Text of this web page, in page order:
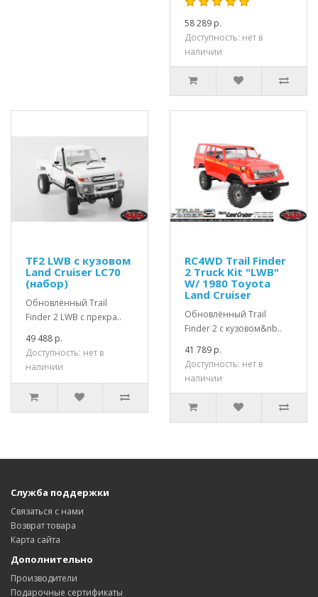
58 289 р.
Доступность: нет в
наличии
TF2 LWB с кузовом
Land Cruiser LC70
(набор)
Обновлённый Trail
Finder 2 LWB с прекра..
49 488 р.
Доступность: нет в
наличии
RC4WD Trail Finder
2 Truck Kit "LWB"
W/ 1980 Toyota
Land Cruiser
Обновлённый Trail
Finder 2 с кузовом&nb..
41 789 р.
Доступность: нет в
наличии
Служба поддержки
Связаться с нами
Возврат товара
Карта сайта
Дополнительно
Производители
Подарочные сертификаты